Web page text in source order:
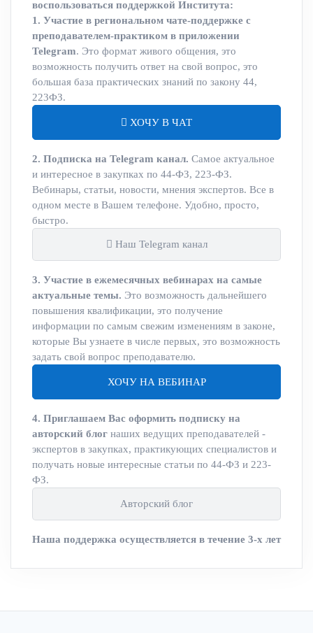
воспользоваться поддержкой Института:
1. Участие в региональном чате-поддержке с
преподавателем-практиком в приложении
Telegram. Это формат живого общения, это
возможность получить ответ на свой вопрос, это
большая база практических знаний по закону 44,
223ФЗ.
ХОЧУ В ЧАТ
2. Подписка на Telegram канал. Самое актуальное
и интересное в закупках по 44-ФЗ, 223-ФЗ.
Вебинары, статьи, новости, мнения экспертов. Все в
одном месте в Вашем телефоне. Удобно, просто,
быстро.
Наш Telegram канал
3. Участие в ежемесячных вебинарах на самые
актуальные темы. Это возможность дальнейшего
повышения квалификации, это получение
информации по самым свежим изменениям в законе,
которые Вы узнаете в числе первых, это возможность
задать свой вопрос преподавателю.
ХОЧУ НА ВЕБИНАР
4. Приглашаем Вас оформить подписку на
авторский блог наших ведущих преподавателей -
экспертов в закупках, практикующих специалистов и
получать новые интересные статьи по 44-ФЗ и 223-
ФЗ.
Авторский блог
Наша поддержка осуществляется в течение 3-х лет